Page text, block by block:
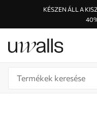
KÉSZEN ÁLL A